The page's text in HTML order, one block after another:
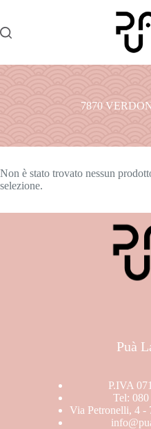
7870
Non è stato trovato nessun
selezione.
Puà
P.IVA
Tel:
Via Petronelli, 4 -